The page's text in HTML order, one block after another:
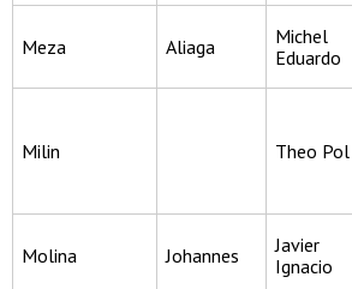
Meza Aliaga
Michel
Eduardo
Milin Theo Pol
Molina Johannes
Javier
Ignacio